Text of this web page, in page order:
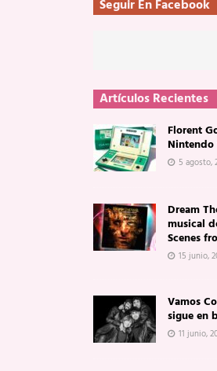
Seguir En Facebook
Artículos Recientes
Florent
Nintendo
5 agosto,
Dream
musical
Scenes
15 junio,
Vamos
sigue en
11 junio,